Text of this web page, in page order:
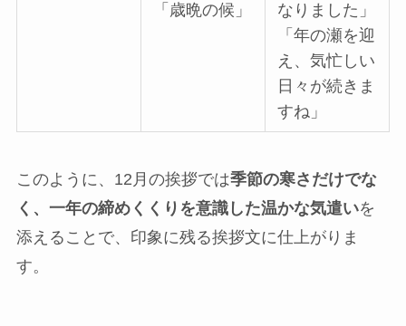
「歳晩の候」
なりました」
「年の瀬を迎
え、気忙しい
日々が続きま
すね」
このように、12月の挨拶では季節の寒さだけでな
く、一年の締めくくりを意識した温かな気遣いを
添えることで、印象に残る挨拶文に仕上がりま
す。